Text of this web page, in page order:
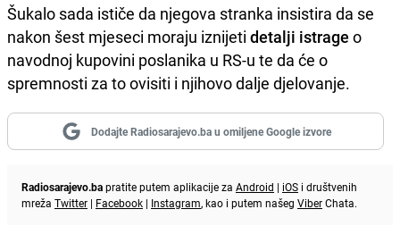
Šukalo sada ističe da njegova stranka insistira da se
nakon šest mjeseci moraju iznijeti detalji istrage o
navodnoj kupovini poslanika u RS-u te da će o
spremnosti za to ovisiti i njihovo dalje djelovanje.
Dodajte Radiosarajevo.ba u omiljene Google izvore
Radiosarajevo.bapratite putem aplikacije za Android | iOS i društvenih
mreža Twitter | Facebook | Instagram, kao i putem našeg ViberChata.